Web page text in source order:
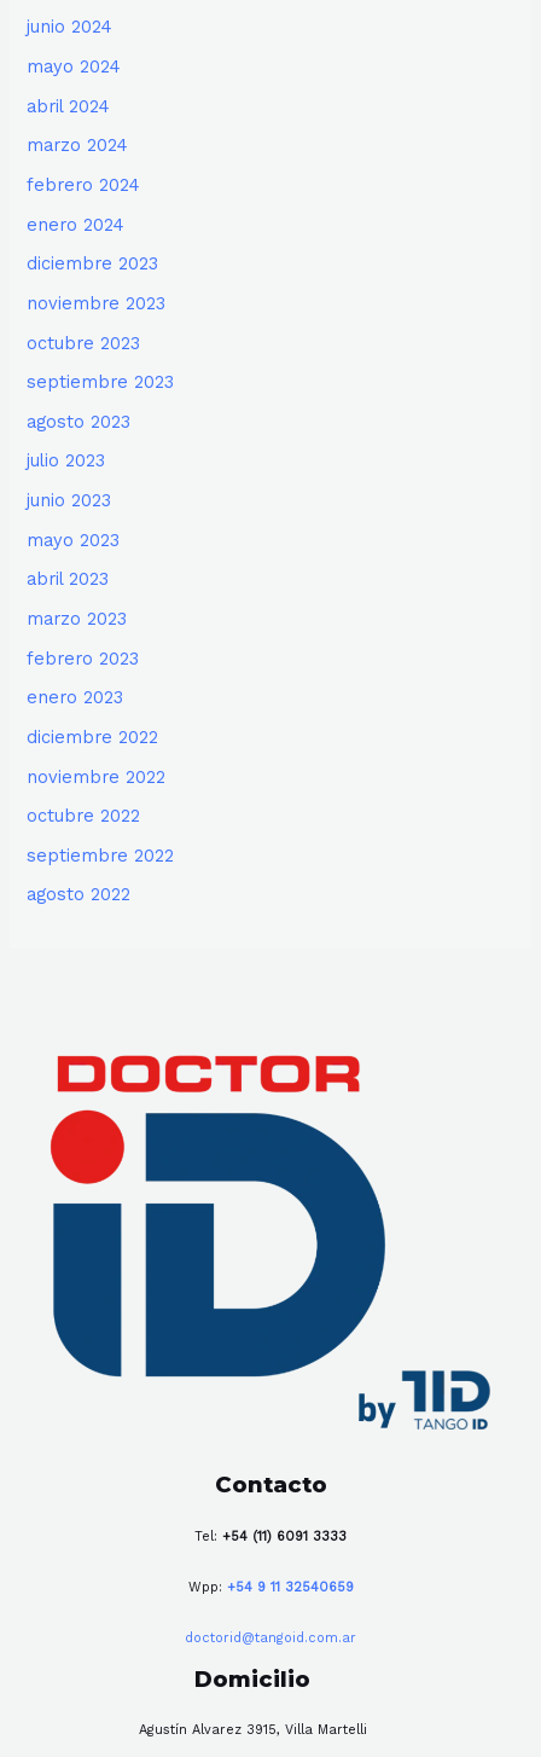
junio 2024
mayo 2024
abril 2024
marzo 2024
febrero 2024
enero 2024
diciembre 2023
noviembre 2023
octubre 2023
septiembre 2023
agosto 2023
julio 2023
junio 2023
mayo 2023
abril 2023
marzo 2023
febrero 2023
enero 2023
diciembre 2022
noviembre 2022
octubre 2022
septiembre 2022
agosto 2022
Contacto
Tel: +54 (11) 6091 3333
Wpp: +54 9 11 32540659
doctorid@tangoid.com.ar
Domicilio
Agustín Alvarez 3915, Villa Martelli